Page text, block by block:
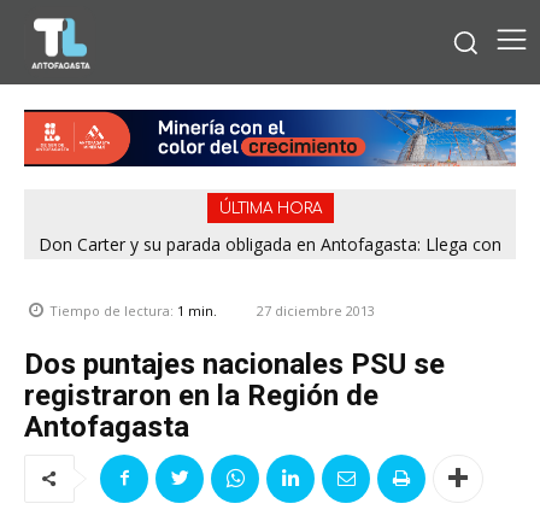
ÚLTIMA HORA
Don Carter y su parada obligada en Antofagasta: Llega con
Tiempo de lectura: 1 min. 27 diciembre 2013
Dos puntajes nacionales PSU se
registraron en la Región de
Antofagasta